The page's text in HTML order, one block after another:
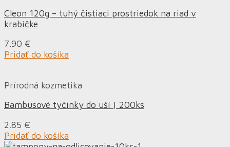
Cleon 120g – tuhý čistiaci prostriedok na riad v
krabičke
7.90 €
Pridať do košíka
Prírodná kozmetika
Bambusové tyčinky do uší | 200ks
2.85 €
Pridať do košíka